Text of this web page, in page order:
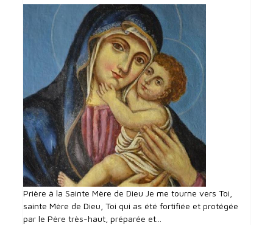
Prière à la Sainte Mère de Dieu Je me tourne vers Toi,
sainte Mère de Dieu, Toi qui as été fortifiée et protégée
par le Père très-haut, préparée et...